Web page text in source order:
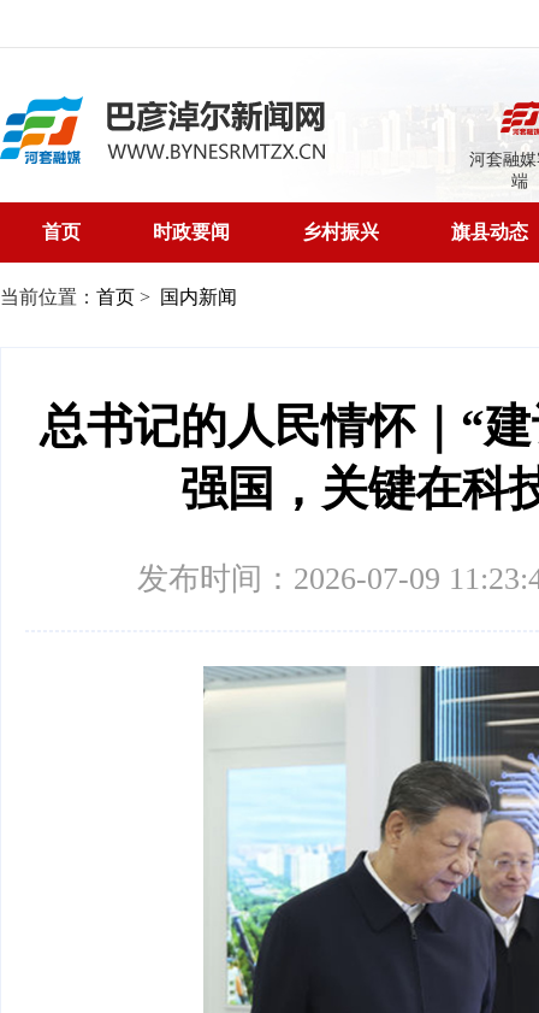
河套融
端
首页 时政要闻 乡村振兴 旗县动态
当前位置： 首页 > 国内新闻
总书记的人民情怀｜“
强国，关键在科
发布时间：2026-07-09